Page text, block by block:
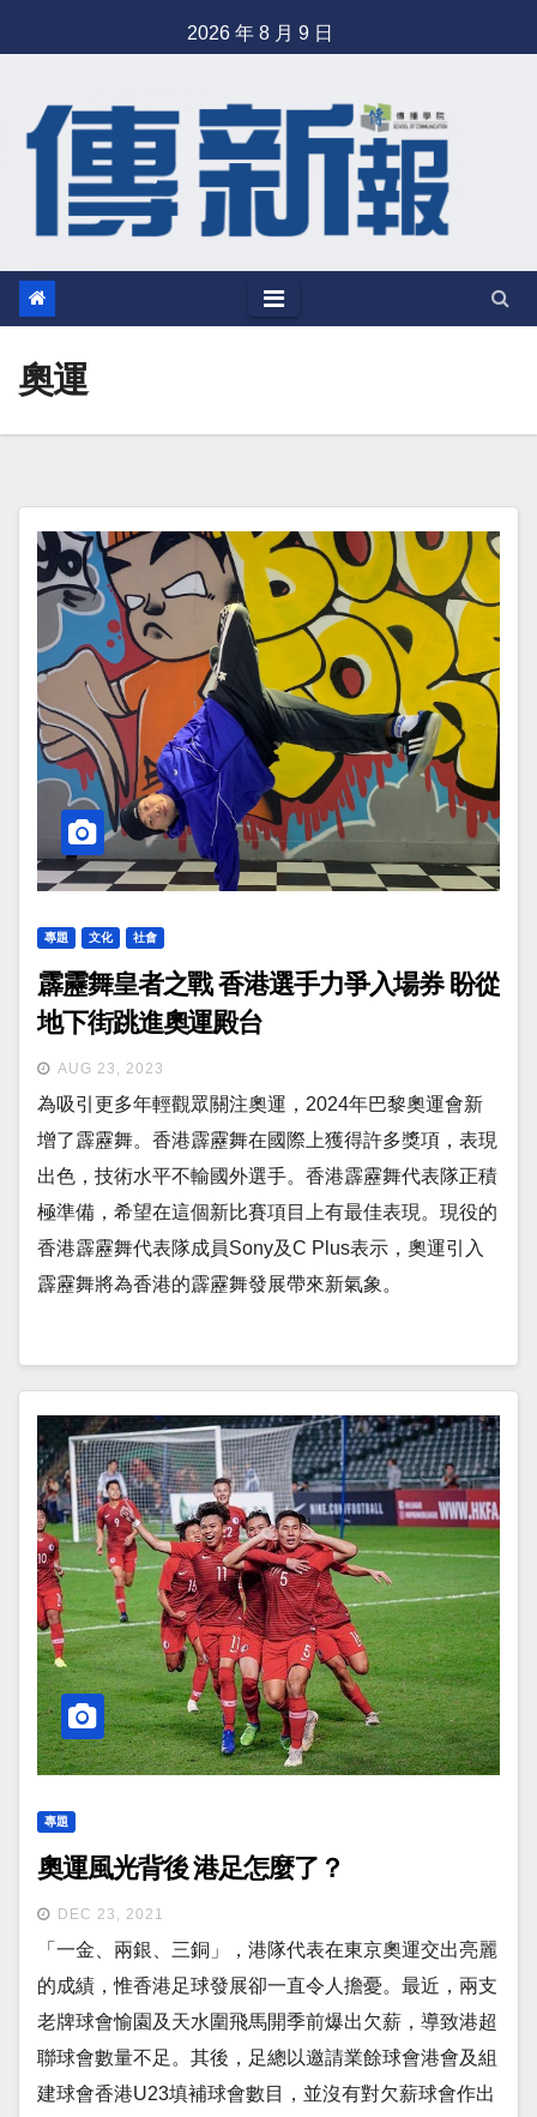
to
2026 年 8 月 9 日
奧運
專題 文化 社會
霹靂舞皇者之戰 香港選手力爭入場券 盼從
地下街跳進奧運殿台
AUG 23, 2023
為吸引更多年輕觀眾關注奧運，2024年巴黎奧運會新
增了霹靂舞。香港霹靂舞在國際上獲得許多獎項，表現
出色，技術水平不輸國外選手。香港霹靂舞代表隊正積
極準備，希望在這個新比賽項目上有最佳表現。現役的
香港霹靂舞代表隊成員Sony及C Plus表示，奧運引入
霹靂舞將為香港的霹靂舞發展帶來新氣象。
專題
奧運風光背後 港足怎麼了？
DEC 23, 2021
「一金、兩銀、三銅」，港隊代表在東京奧運交出亮麗
的成績，惟香港足球發展卻一直令人擔憂。最近，兩支
老牌球會愉園及天水圍飛馬開季前爆出欠薪，導致港超
聯球會數量不足。其後，足總以邀請業餘球會港會及組
建球會香港U23填補球會數目，並沒有對欠薪球會作出